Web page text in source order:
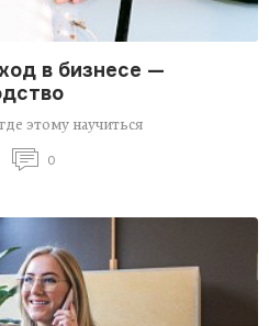
в бизнесе —
этому научиться
0